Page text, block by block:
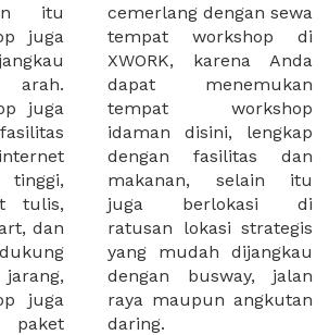
itu
juga
juga
tulis,
dan
juga
paket
sewa
di
Anda
dan
itu
di
jalan
daring.